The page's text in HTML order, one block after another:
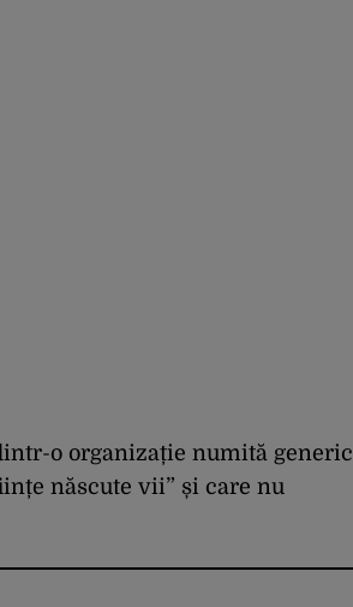
o organizație numită generic
născute vii” și care nu